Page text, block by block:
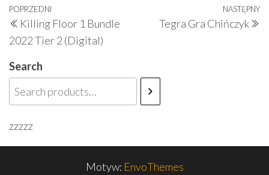
Nawigacja
wpisu
Poprzedni
wpis
POPRZEDNI
Killing Floor 1 Bundle
2022 Tier 2 (Digital)
NASTĘPNY
Tegra Gra Chińczyk
Search
zzzzz
Motyw: EnvoThemes